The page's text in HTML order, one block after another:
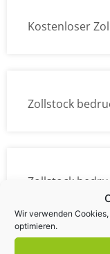
Wir verwenden
optimieren.
Kostenloser
Zollstock
Zollstock